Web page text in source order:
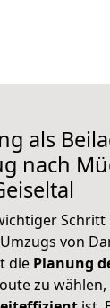
als
nach
Schritt
von
die Planung
zu